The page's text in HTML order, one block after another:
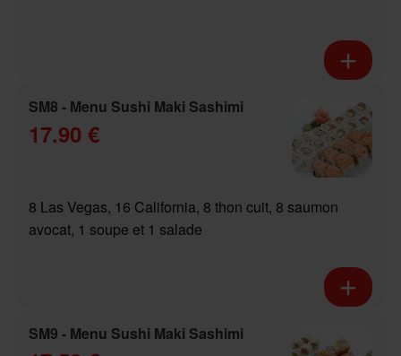
SM8 - Menu Sushi Maki Sashimi
17.90 €
8 Las Vegas, 16 California, 8 thon cuit, 8 saumon
avocat, 1 soupe et 1 salade
SM9 - Menu Sushi Maki Sashimi